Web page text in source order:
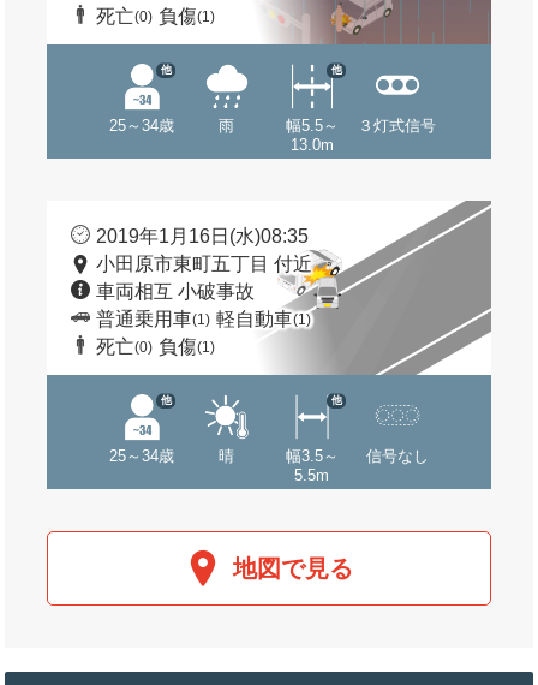
死亡(0) 負傷(1)
25～34歳
他
雨
幅5.5～
13.0m
他
３灯式信号
2019年1月16日(水)08:35
小田原市東町五丁目 付近
車両相互 小破事故
普通乗用車(1) 軽自動車(1)
死亡(0) 負傷(1)
25～34歳
他
晴
幅3.5～
5.5m
他
信号なし
地図で見る